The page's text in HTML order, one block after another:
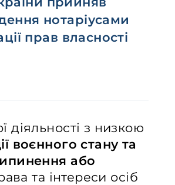
нотаріусами
прав власності
діяльності з низкою
воєнного стану та
або
та інтереси осіб